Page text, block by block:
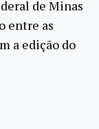
de Minas
entre as
a edição do